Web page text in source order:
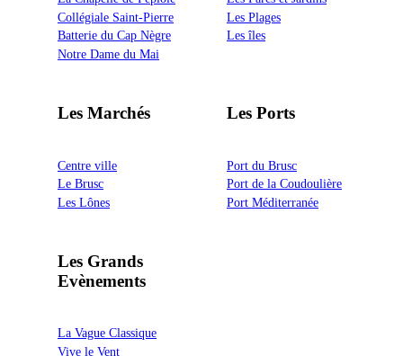
Collégiale Saint-Pierre
Batterie du Cap Nègre
Notre Dame du Mai
Les Plages
Les îles
Les Marchés
Centre ville
Le Brusc
Les Lônes
Les Ports
Port du Brusc
Port de la Coudoulière
Port Méditerranée
Les Grands
Evènements
La Vague Classique
Vive le Vent